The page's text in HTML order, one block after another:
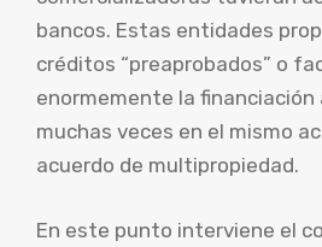
bancos. Estas entidades
créditos “preaprobados” o
enormemente la financiación
muchas veces en el mismo
acuerdo de multipropiedad.
En este punto interviene el